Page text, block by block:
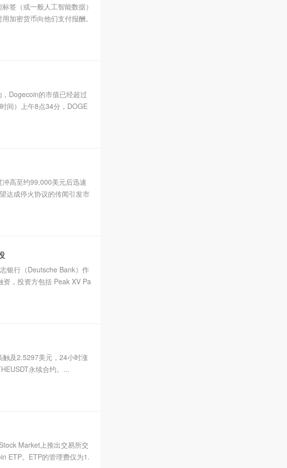
签（或一般人工智能数据）
加密货币向他们支付报酬。
Dogecoin的市值已经超过
间）上午8点34分，DOGE
高至约99,000美元后迅速
达成停火协议的传闻引发市
银行（Deutsche Bank）作
，投资方包括 Peak XV Pa
及2.5297美元，24小时涨
永续合约。...
Market上推出交易所交
ETP。ETP的管理费仅为1.